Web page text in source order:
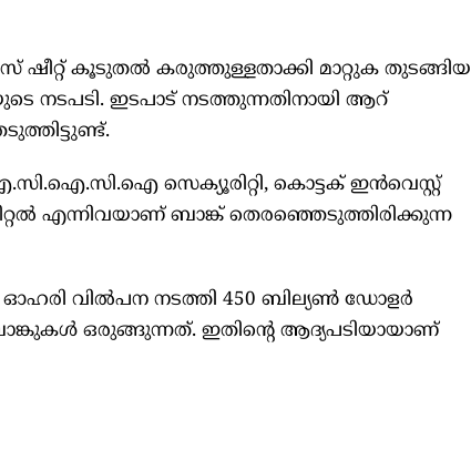
കൂടുതൽ കരുത്തുള്ളതാക്കി മാറ്റുക തുടങ്ങിയ
ഇടപാട് നടത്തുന്നതിനായി ആറ്
സെക്യൂരിറ്റി, കൊട്ടക് ഇൻവെസ്റ്റ്
എന്നിവയാണ് ബാങ്ക് തെരഞ്ഞെടുത്തിരിക്കുന്ന
വിൽപന നടത്തി 450 ബില്യൺ ഡോളർ
ഒരുങ്ങുന്നത്. ഇതിന്റെ ആദ്യപടിയായാണ്